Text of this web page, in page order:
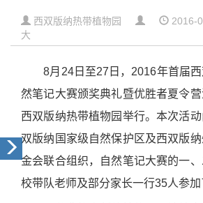
西双版纳热带植物园 2016-
大
8月 24日至27 日， 2016年首届
然笔记大赛颁奖典礼暨优胜者夏令
西双版纳热带植物园举行。本次活动
双版纳国家级自然保护区及西双版
金会联合组织，自然笔记大赛的一
校带队老师及部分家长一行35人参加